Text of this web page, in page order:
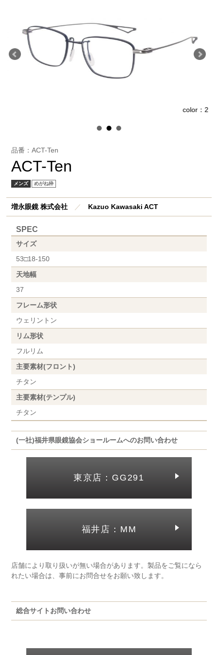
color：2
品番：ACT-Ten
ACT-Ten
メンズ めがね枠
増永眼鏡 株式会社 ／ Kazuo Kawasaki ACT
SPEC
サイズ
53□18-150
天地幅
37
フレーム形状
ウェリントン
リム形状
フルリム
主要素材(フロント)
チタン
主要素材(テンプル)
チタン
(一社)福井県眼鏡協会ショールームへのお問い合わせ
東京店：GG291
福井店：MM
店舗により取り扱いが無い場合があります。製品をご覧になら
れたい場合は、事前にお問合せをお願い致します。
総合サイトお問い合わせ